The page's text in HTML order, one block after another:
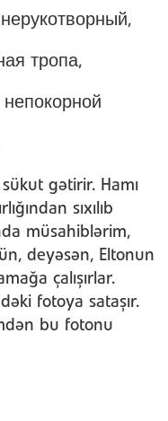
тропа,
gətirir. Hamı
sıxılıb
müsahiblərim,
deyəsən, Eltonun
çalışırlar.
fotoya sataşır.
bu fotonu